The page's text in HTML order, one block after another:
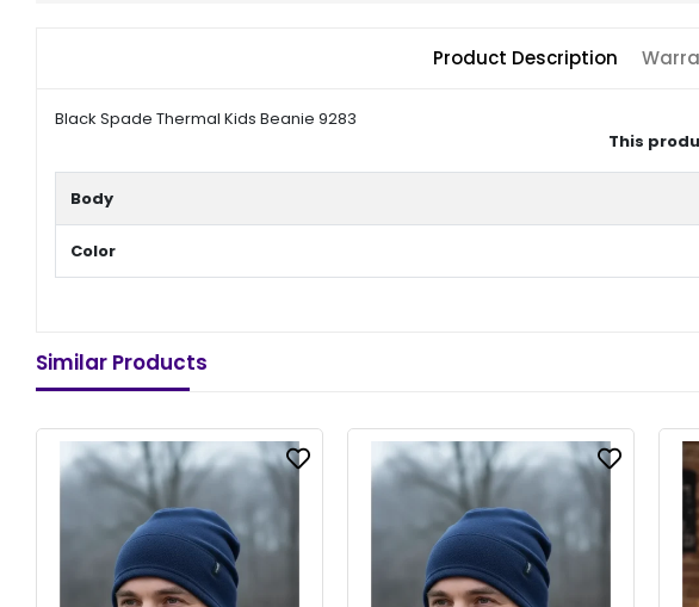
Product Description
Black Spade Thermal Kids Beanie 9283
This
Body
Color
Similar Products